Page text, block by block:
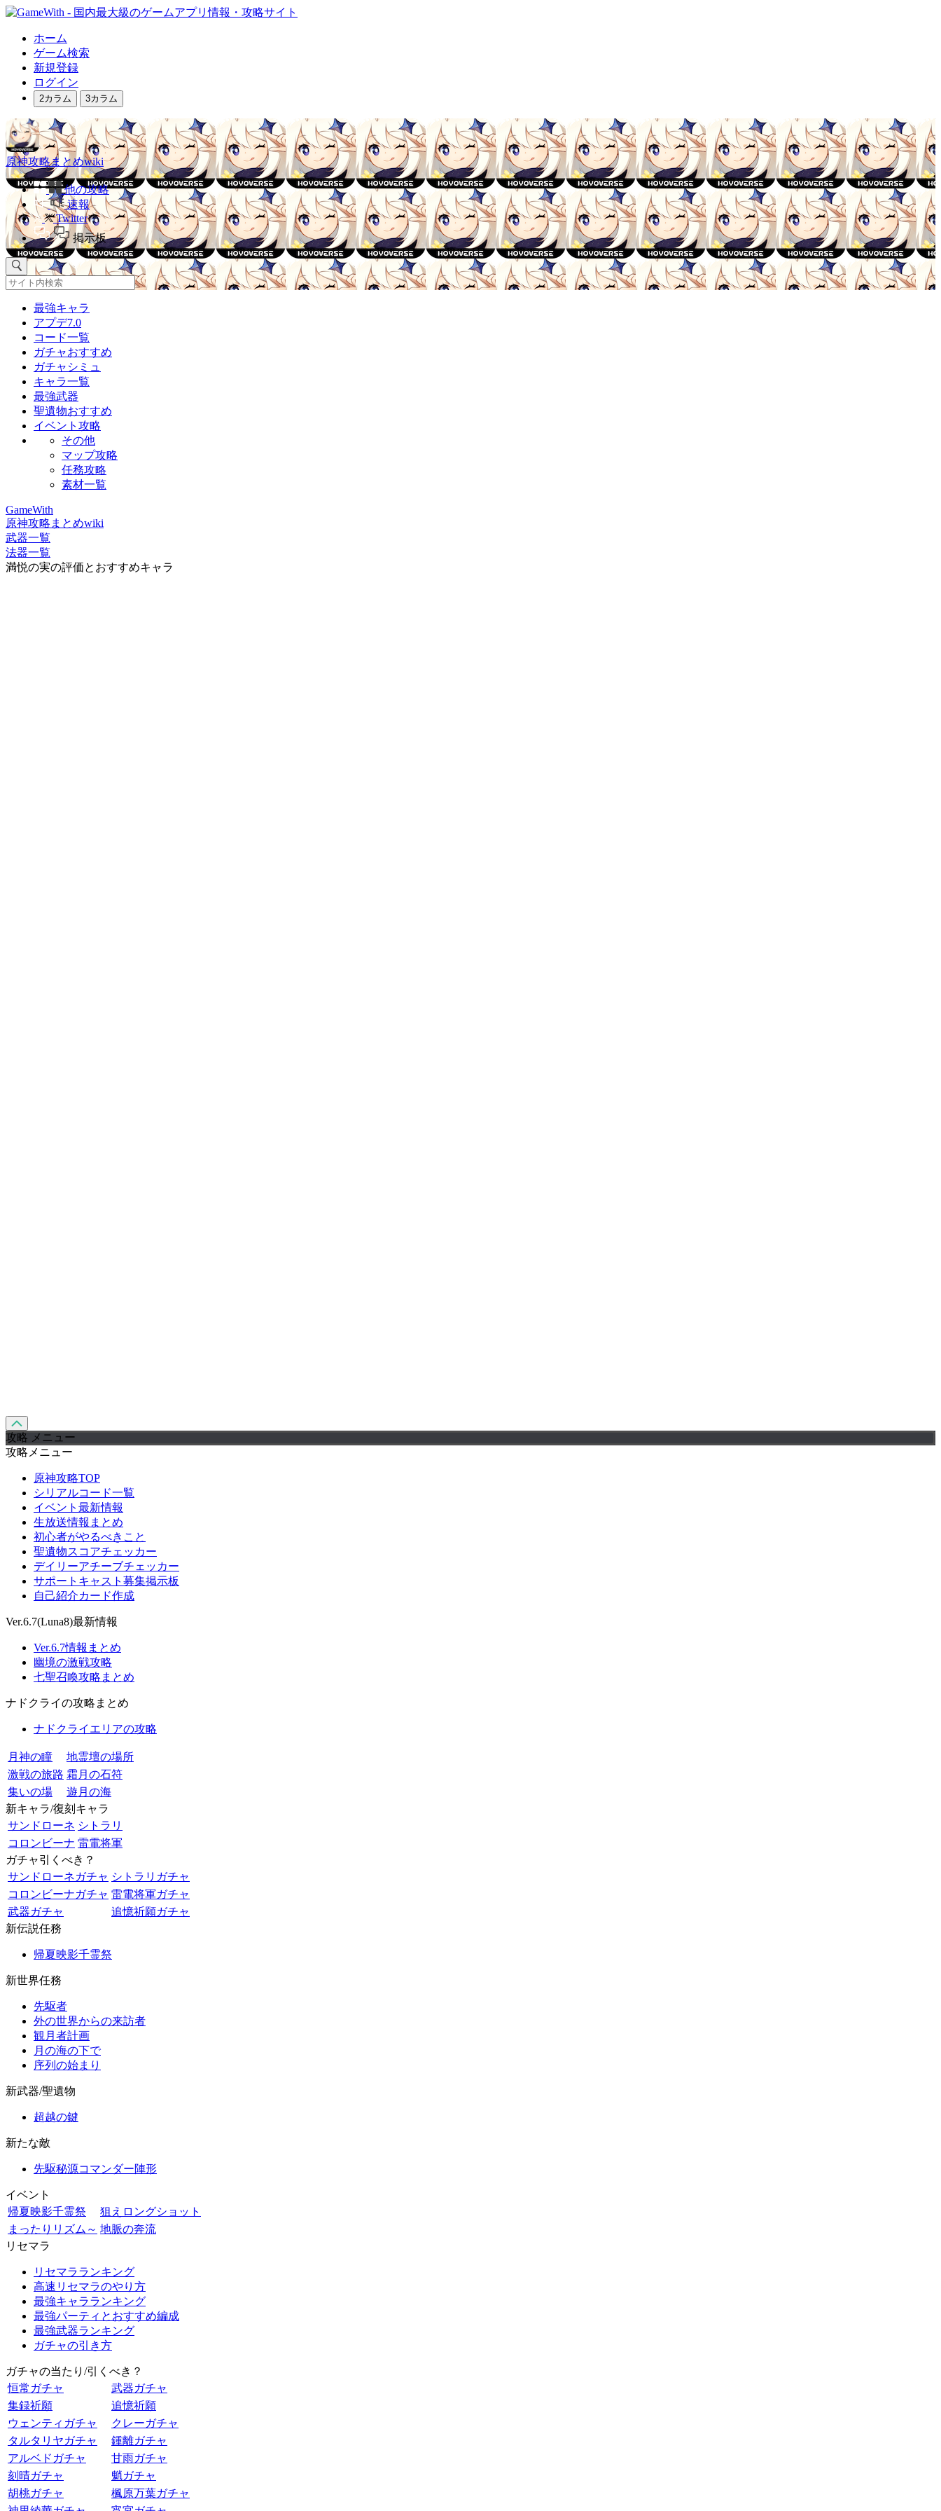
ホーム
ゲーム検索
新規登録
ログイン
2カラム 3カラム
原神攻略まとめwiki
他の攻略
速報
Twitter
掲示板
最強キャラ
アプデ7.0
コード一覧
ガチャおすすめ
ガチャシミュ
キャラ一覧
最強武器
聖遺物おすすめ
イベント攻略
その他
マップ攻略
任務攻略
素材一覧
GameWith
原神攻略まとめwiki
武器一覧
法器一覧
満悦の実の評価とおすすめキャラ
攻略 メニュー
攻略メニュー
原神攻略TOP
シリアルコード一覧
イベント最新情報
生放送情報まとめ
初心者がやるべきこと
聖遺物スコアチェッカー
デイリーアチーブチェッカー
サポートキャスト募集掲示板
自己紹介カード作成
Ver.6.7(Luna8)最新情報
Ver.6.7情報まとめ
幽境の激戦攻略
七聖召喚攻略まとめ
ナドクライの攻略まとめ
ナドクライエリアの攻略
月神の瞳
地霊壇の場所
激戦の旅路 霜月の石符
集いの場
遊月の海
新キャラ/復刻キャラ
サンドローネ シトラリ
コロンビーナ 雷電将軍
ガチャ引くべき？
サンドローネガチャ シトラリガチャ
コロンビーナガチャ 雷電将軍ガチャ
武器ガチャ
追憶祈願ガチャ
新伝説任務
帰夏映影千霊祭
新世界任務
先駆者
外の世界からの来訪者
観月者計画
月の海の下で
序列の始まり
新武器/聖遺物
超越の鍵
新たな敵
先駆秘源コマンダー陣形
イベント
帰夏映影千霊祭
狙えロングショット
まったりリズム～ 地脈の奔流
リセマラ
リセマラランキング
高速リセマラのやり方
最強キャラランキング
最強パーティとおすすめ編成
最強武器ランキング
ガチャの引き方
ガチャの当たり/引くべき？
恒常ガチャ
武器ガチャ
集録祈願
追憶祈願
ウェンティガチャ
クレーガチャ
タルタリヤガチャ
鍾離ガチャ
アルベドガチャ
甘雨ガチャ
刻晴ガチャ
魈ガチャ
胡桃ガチャ
楓原万葉ガチャ